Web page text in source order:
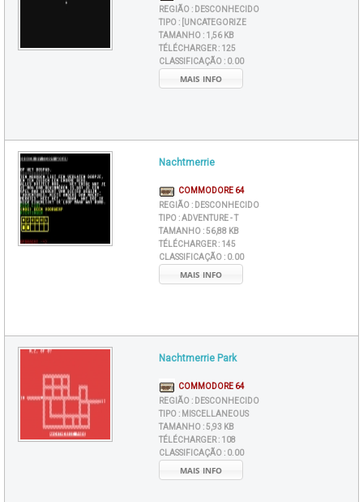
REGIÃO : DESCONHECIDO
TIPO : [UNCATEGORIZE
TAMANHO : 1,56 KB
TÉLÉCHARGER : 125
CLASSIFICAÇÃO : 0.00
MAIS INFO
Nachtmerrie
COMMODORE 64
REGIÃO : DESCONHECIDO
TIPO :ADVENTURE - T
TAMANHO :56,88 KB
TÉLÉCHARGER : 145
CLASSIFICAÇÃO : 0.00
MAIS INFO
Nachtmerrie Park
COMMODORE 64
REGIÃO : DESCONHECIDO
TIPO : MISCELLANEOUS
TAMANHO :5,93 KB
TÉLÉCHARGER : 108
CLASSIFICAÇÃO : 0.00
MAIS INFO